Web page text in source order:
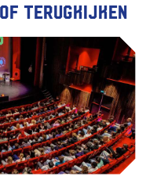
terugkijken